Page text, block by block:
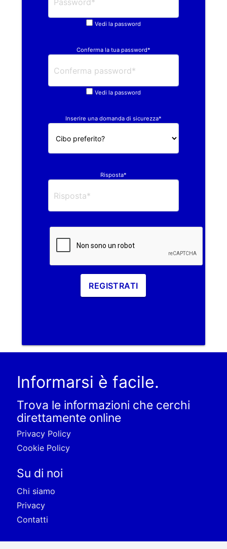
Vedi la password
Conferma la tua password*
Vedi la password
Inserire una domanda di sicurezza*
Risposta*
REGISTRATI
Informarsi è facile.
Trova le informazioni che cerchi
direttamente online
Privacy Policy
Cookie Policy
Su di noi
Chi siamo
Privacy
Contatti